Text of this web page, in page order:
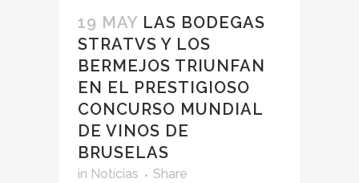
19 MAY LAS BODEGAS
STRATVS Y LOS
BERMEJOS TRIUNFAN
EN EL PRESTIGIOSO
CONCURSO MUNDIAL
DE VINOS DE
BRUSELAS
in Noticias Share